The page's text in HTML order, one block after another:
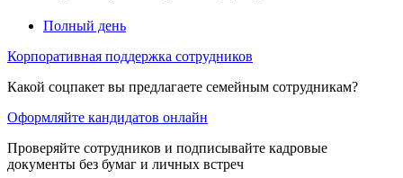
Полный день
Корпоративная поддержка сотрудников
Какой соцпакет вы предлагаете семейным сотрудникам?
Оформляйте кандидатов онлайн
Проверяйте сотрудников и подписывайте кадровые
документы без бумаг и личных встреч